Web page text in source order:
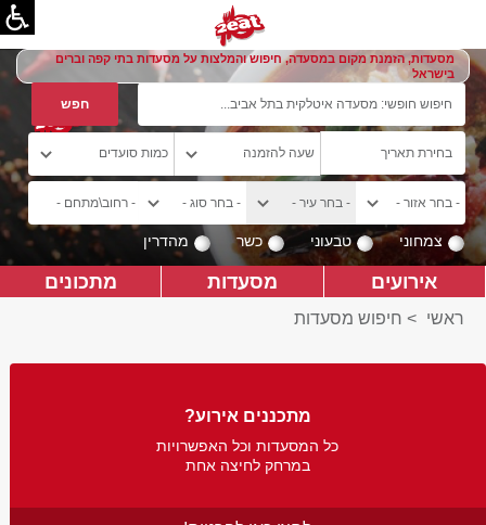
מסעדות, הזמנת מקום במסעדה, חיפוש והמלצות על מסעדות בתי קפה וברים
בישראל
צמחוני טבעוני כשר מהדרין
אירועים מסעדות מתכונים
ראשי > חיפוש מסעדות
מתכננים אירוע?
כל המסעדות וכל האפשרויות
במרחק לחיצה אחת